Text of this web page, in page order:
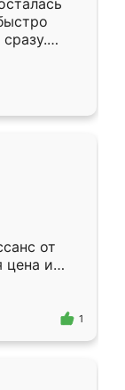
к
даже
от
цена и
1